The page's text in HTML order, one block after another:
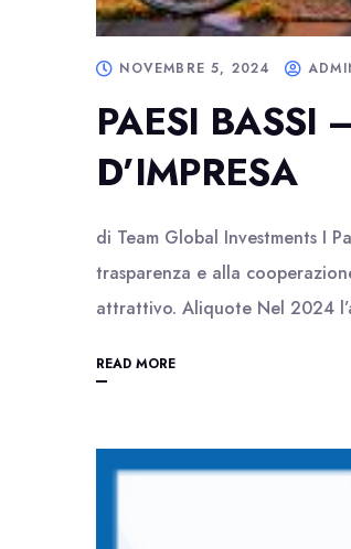
NOVEMBRE 5, 2024
PAESI BASSI
D’IMPRESA
di Team Global Investments I
trasparenza e alla
attrattivo. Aliquote Nel 2024
READ MORE